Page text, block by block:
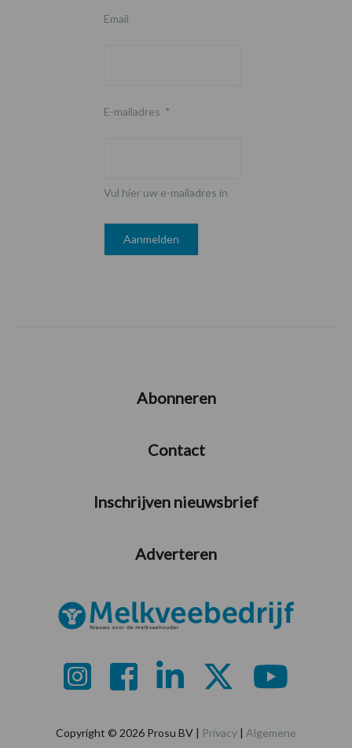
Email
E-mailadres *
Vul hier uw e-mailadres in
Abonneren
Contact
Inschrijven nieuwsbrief
Adverteren
Copyright © 2026 Prosu BV | Privacy | Algemene